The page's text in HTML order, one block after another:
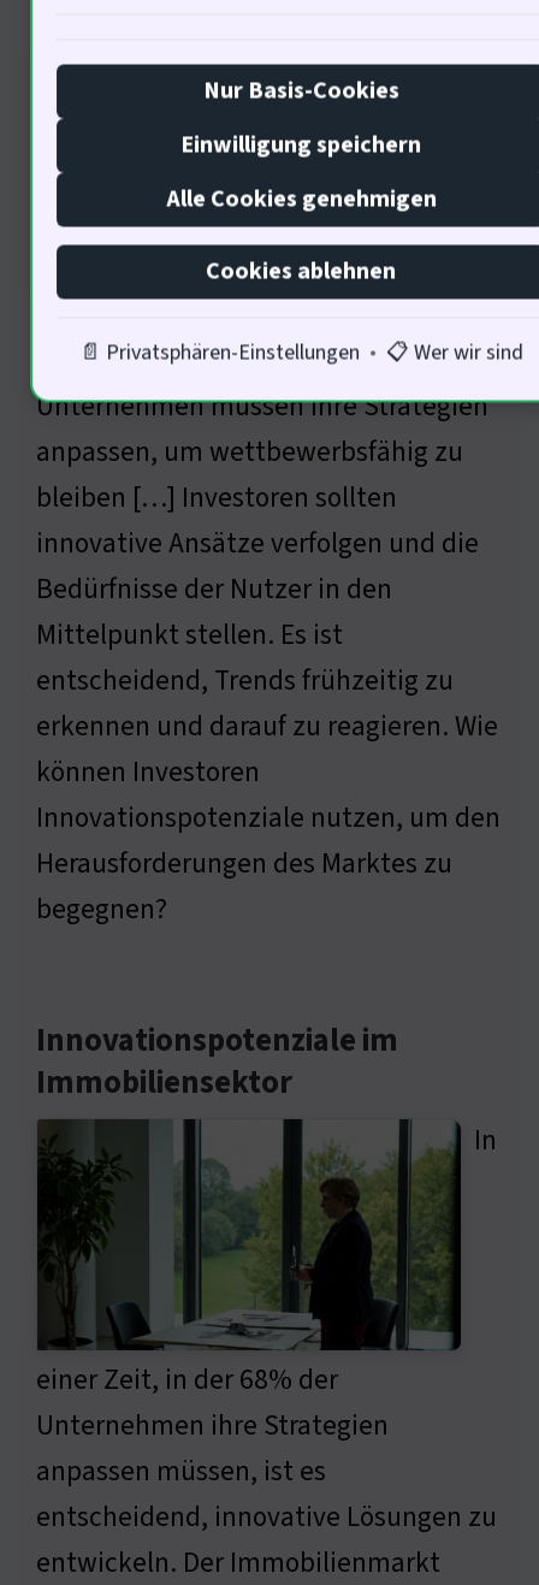
kreative Zerstörung geprägt. 68% der
Unternehmen müssen ihre Strategien
anpassen, um wettbewerbsfähig zu
bleiben […] Investoren sollten
innovative Ansätze verfolgen und die
Bedürfnisse der Nutzer in den
Mittelpunkt stellen. Es ist
entscheidend, Trends frühzeitig zu
erkennen und darauf zu reagieren. Wie
können Investoren
Innovationspotenziale nutzen, um den
Herausforderungen des Marktes zu
begegnen?
Innovationspotenziale im
Immobiliensektor
In
einer Zeit, in der 68% der
Unternehmen ihre Strategien
anpassen müssen, ist es
entscheidend, innovative Lösungen zu
entwickeln. Der Immobilienmarkt
Nur Basis-Cookies
Einwilligung speichern
Alle Cookies genehmigen
Cookies ablehnen
📄 Privatsphären-Einstellungen • 📋 Wer wir sind